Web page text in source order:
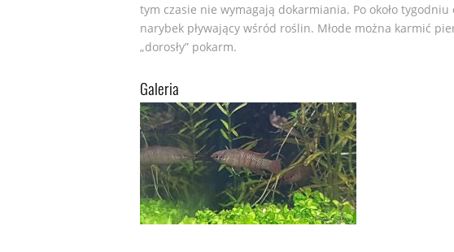
tym czasie nie wymagają dokarmiania. Po około
narybek pływający wśród roślin. Młode można karmić
„dorosły” pokarm.
Galeria